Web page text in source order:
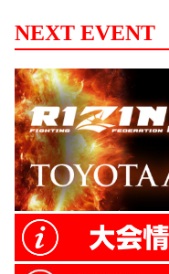
≫『
要 / チ
NEXT EVENT